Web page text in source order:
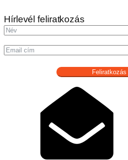
Hírlevél feliratkozás
Feliratkozás